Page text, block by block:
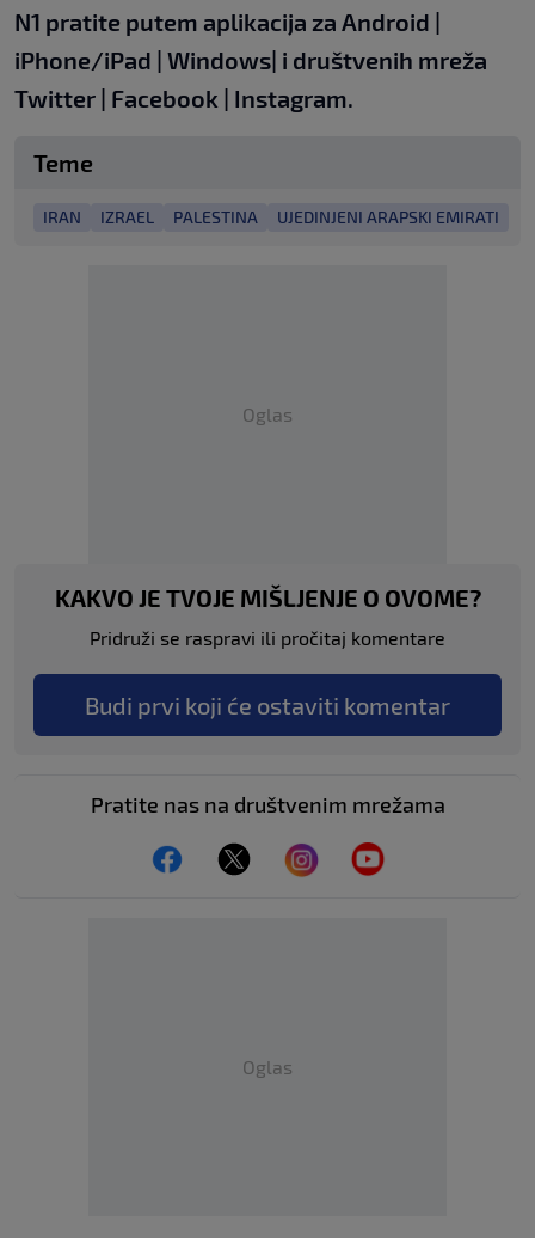
N1 pratite putem aplikacija za Android
iPhone/iPad Windows | i društvenih mreža
Twitter Facebook Instagram.
Teme
IRAN IZRAEL PALESTINA UJEDINJENI ARAPSKI EMIRATI
Oglas
KAKVO JE TVOJE MIŠLJENJE O OVOME?
Pridruži se raspravi ili pročitaj komentare
Budi prvi koji će ostaviti komentar
Pratite nas na društvenim mrežama
Oglas